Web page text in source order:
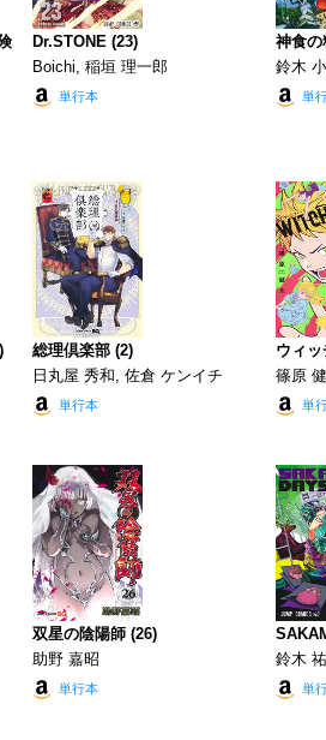
Dr.STONE (23)
Boichi, 稲垣 理一郎
単行本
神食の
鈴木
単
総理倶楽部 (2)
日丸屋 秀和, 佐倉 ケンイチ
単行本
ウィ
篠原
単
双星の陰陽師 (26)
助野 嘉昭
単行本
鈴木
単